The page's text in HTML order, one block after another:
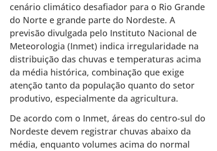
cenário climático desafiador para o Rio Grande
do Norte e grande parte do Nordeste. A
previsão divulgada pelo Instituto Nacional de
Meteorologia (Inmet) indica irregularidade na
distribuição das chuvas e temperaturas acima
da média histórica, combinação que exige
atenção tanto da população quanto do setor
produtivo, especialmente da agricultura.
De acordo com o Inmet, áreas do centro-sul do
Nordeste devem registrar chuvas abaixo da
média, enquanto volumes acima do normal